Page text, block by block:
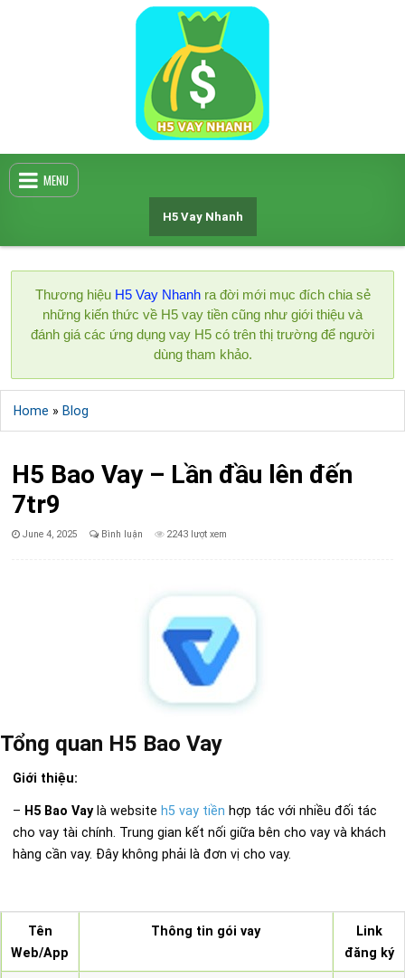
MENU
H5 Vay Nhanh
Thương hiệu H5 Vay Nhanhra đời mới mục đích chia sẻ
những kiến thức về H5 vay tiền cũng như giới thiệu và
đánh giá các ứng dụng vay H5 có trên thị trường để người
dùng tham khảo.
Home » Blog
H5 Bao Vay – Lần đầu lên đến
7tr9
Published
June 4, 2025 Bình luận 2243 lượt xem
Tổng quan H5 Bao Vay
Giới thiệu:
– H5 Bao Vaylà website h5 vay tiền hợp tác với nhiều đối tác
cho vay tài chính. Trung gian kết nối giữa bên cho vay và khách
hàng cần vay. Đây không phải là đơn vị cho vay.
Tên
Web/App
Thông tin gói vay
Link
đăng ký